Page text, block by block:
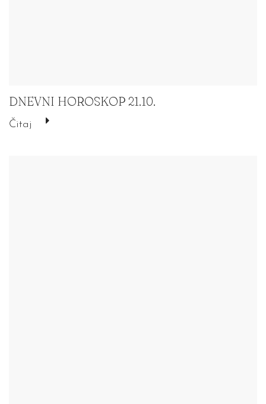
DNEVNI HOROSKOP 21.10.
Čitaj